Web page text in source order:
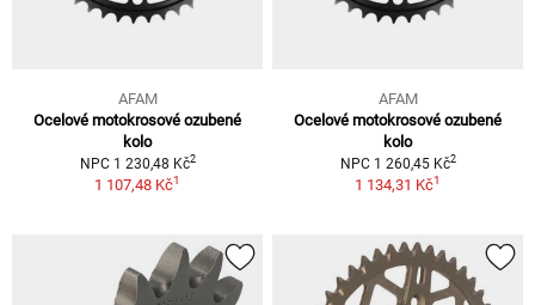
AFAM
Ocelové motokrosové ozubené
kolo
NPC 1 230,48 Kč2
1 107,48 Kč1
AFAM
Ocelové motokrosové ozubené
kolo
NPC 1 260,45 Kč2
1 134,31 Kč1